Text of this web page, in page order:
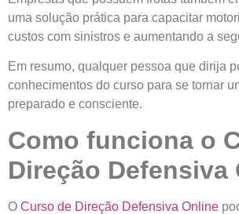
uma solução prática para capacitar
custos com sinistros e aumentando a
Em resumo, qualquer pessoa que dirija
conhecimentos do curso para se tornar
preparado e consciente.
Como funciona o
Direção Defensiva
O Curso de Direção Defensiva Online